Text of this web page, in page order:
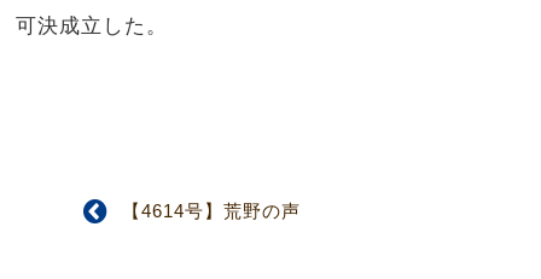
可決成立した。
【4614号】荒野の声